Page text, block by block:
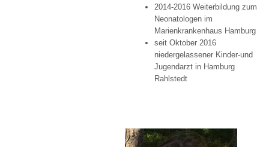
2014-2016 Weiterbildung zum
Neonatologen im
Marienkrankenhaus Hamburg
seit Oktober 2016
niedergelassener Kinder-und
Jugendarzt in Hamburg
Rahlstedt